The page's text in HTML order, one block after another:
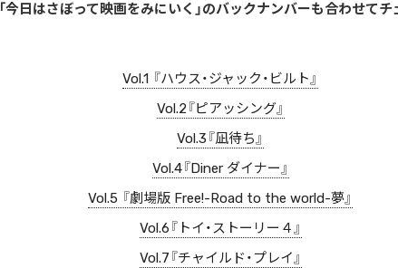
「今日はさぼって映画をみにいく」のバックナンバーも合わせて
Vol.1 『ハウス・ジャック・ビルト』
Vol.2『ピアッシング』
Vol.3『凪待ち』
Vol.4『Diner ダイナー』
Vol.5 『劇場版 Free!-Road to the world-夢』
Vol.6『トイ・ストーリー４』
Vol.7『チャイルド・プレイ』